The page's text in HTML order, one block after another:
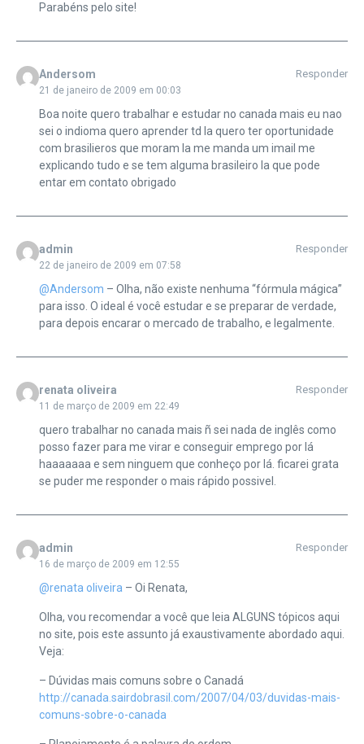
Parabéns pelo site!
Andersom
21 de janeiro de 2009 em 00:03
Responder
Boa noite quero trabalhar e estudar no canada mais eu nao
sei o indioma quero aprender td la quero ter oportunidade
com brasilieros que moram la me manda um imail me
explicando tudo e se tem alguma brasileiro la que pode
entar em contato obrigado
admin
22 de janeiro de 2009 em 07:58
Responder
@Andersom – Olha, não existe nenhuma “fórmula mágica”
para isso. O ideal é você estudar e se preparar de verdade,
para depois encarar o mercado de trabalho, e legalmente.
renata oliveira
11 de março de 2009 em 22:49
Responder
quero trabalhar no canada mais ñ sei nada de inglês como
posso fazer para me virar e conseguir emprego por lá
haaaaaaa e sem ninguem que conheço por lá. ficarei grata
se puder me responder o mais rápido possivel.
admin
16 de março de 2009 em 12:55
Responder
@renata oliveira– Oi Renata,
Olha, vou recomendar a você que leia ALGUNS tópicos aqui
no site, pois este assunto já exaustivamente abordado aqui.
Veja:
– Dúvidas mais comuns sobre o Canadá
http://canada.sairdobrasil.com/2007/04/03/duvidas-mais-
comuns-sobre-o-canada